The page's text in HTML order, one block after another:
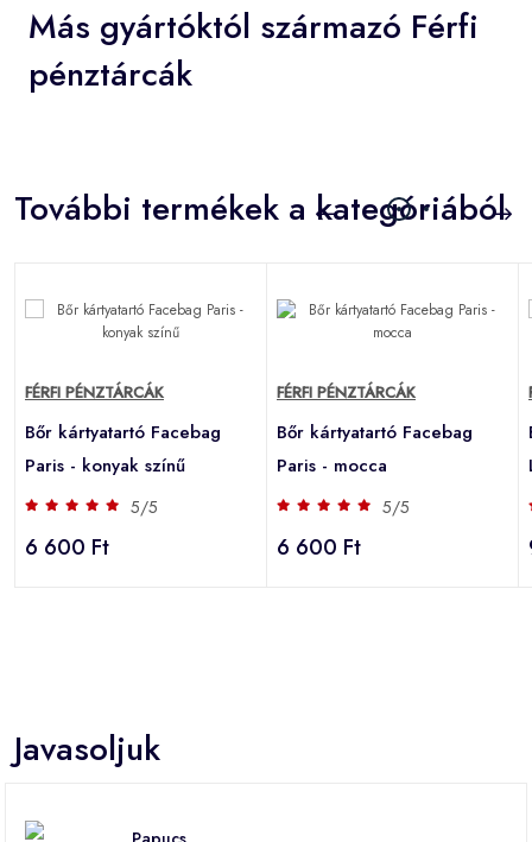
Más gyártóktól származó Férfi
pénztárcák
További termékek a kategóriából
FÉRFI PÉNZTÁRCÁK
Bőr kártyatartó Facebag
Paris - konyak színű
5/5
6 600 Ft
FÉRFI PÉNZTÁRCÁK
Bőr kártyatartó Facebag
Paris - mocca
5/5
6 600 Ft
Javasoljuk